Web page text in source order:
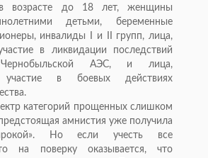
возрасте до
18 лет, женщины
детьми, беременные
инвалиды I
и
групп, лица,
в
ликвидации последствий
Чернобыльской АЭС, и
лица,
участие в
боевых действиях
категорий прощенных слишком
амнистия уже получила
». Но
если учесть все
на
поверку оказывается, что